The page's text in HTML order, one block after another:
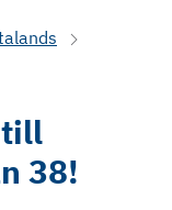
till
38!